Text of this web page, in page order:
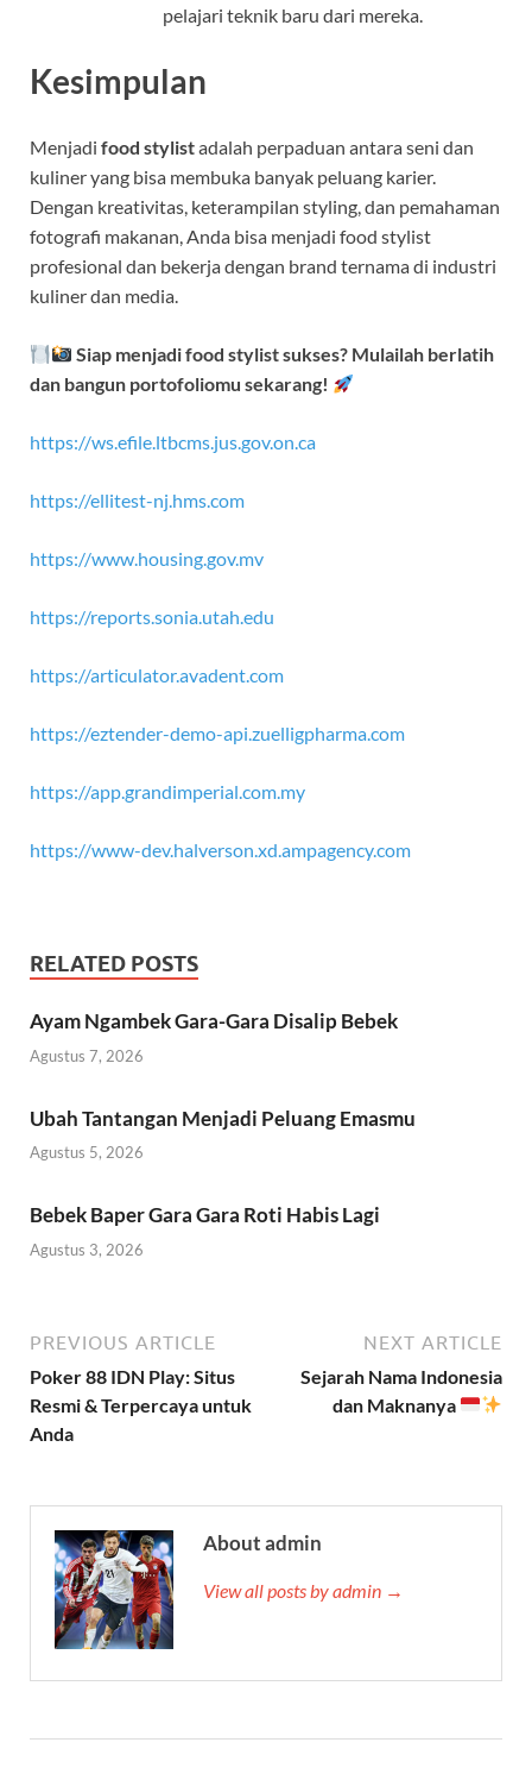
pelajari teknik baru dari mereka.
Kesimpulan
Menjadi food stylistadalah perpaduan antara seni dan
kuliner yang bisa membuka banyak peluang karier.
Dengan kreativitas, keterampilan styling, dan pemahaman
fotografi makanan, Anda bisa menjadi food stylist
profesional dan bekerja dengan brand ternama di industri
kuliner dan media.
Siap menjadi food stylist sukses? Mulailah berlatih
dan bangun portofoliomu sekarang!
https://ws.efile.ltbcms.jus.gov.on.ca
https://ellitest-nj.hms.com
https://www.housing.gov.mv
https://reports.sonia.utah.edu
https://articulator.avadent.com
https://eztender-demo-api.zuelligpharma.com
https://app.grandimperial.com.my
https://www-dev.halverson.xd.ampagency.com
RELATED POSTS
Ayam Ngambek Gara-Gara Disalip Bebek
Agustus 7, 2026
Ubah Tantangan Menjadi Peluang Emasmu
Agustus 5, 2026
Bebek Baper Gara Gara Roti Habis Lagi
Agustus 3, 2026
PREVIOUS ARTICLE
Poker 88 IDN Play: Situs
Resmi & Terpercaya untuk
Anda
NEXT ARTICLE
Sejarah Nama Indonesia
dan Maknanya
About admin
View all posts by admin →